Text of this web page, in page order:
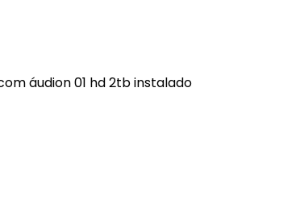
áudion 01 hd 2tb instalado